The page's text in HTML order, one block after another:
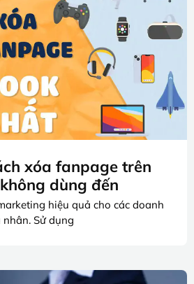
xóa fanpage trên
dùng đến
hiệu quả cho các doanh
Sử dụng